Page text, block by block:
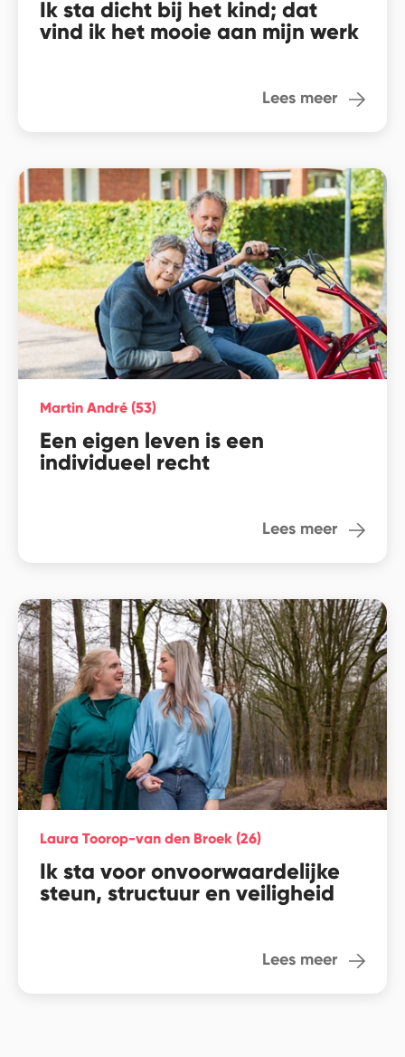
Ik sta dicht bij het kind; dat
vind ik het mooie aan mijn werk
Lees meer
Martin André (53)
Een eigen leven is een
individueel recht
Lees meer
Laura Toorop-van den Broek (26)
Ik sta voor onvoorwaardelijke
steun, structuur en veiligheid
Lees meer